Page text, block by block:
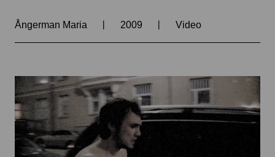
Ångerman Maria | 2009 | Video